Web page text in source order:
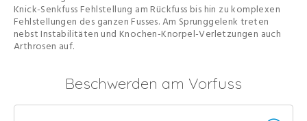
Knick-Senkfuss Fehlstellung am Rückfuss bis hin zu komplexen
Fehlstellungen des ganzen Fusses. Am Sprunggelenk treten
nebst Instabilitäten und Knochen-Knorpel-Verletzungen auch
Arthrosen auf.
Beschwerden am Vorfuss